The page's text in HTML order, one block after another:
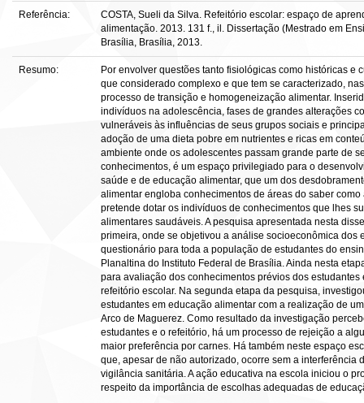
Referência:
COSTA, Sueli da Silva. Refeitório escolar: espaço de
alimentação. 2013. 131 f., il. Dissertação (Mestrado em
Brasília, Brasília, 2013.
Resumo:
Por envolver questões tanto fisiológicas como históricas e
que considerado complexo e que tem se caracterizado,
processo de transição e homogeneização alimentar.
indivíduos na adolescência, fases de grandes alterações
vulneráveis às influências de seus grupos sociais e
adoção de uma dieta pobre em nutrientes e ricas em
ambiente onde os adolescentes passam grande parte de
conhecimentos, é um espaço privilegiado para o
saúde e de educação alimentar, que um dos
alimentar engloba conhecimentos de áreas do saber
pretende dotar os indivíduos de conhecimentos que lhes
alimentares saudáveis. A pesquisa apresentada nesta
primeira, onde se objetivou a análise socioeconômica dos
questionário para toda a população de estudantes do
Planaltina do Instituto Federal de Brasília. Ainda nesta
para avaliação dos conhecimentos prévios dos
refeitório escolar. Na segunda etapa da pesquisa,
estudantes em educação alimentar com a realização de
Arco de Maguerez. Como resultado da investigação
estudantes e o refeitório, há um processo de rejeição a
maior preferência por carnes. Há também neste espaço
que, apesar de não autorizado, ocorre sem a interferência
vigilância sanitária. A ação educativa na escola iniciou o
respeito da importância de escolhas adequadas de